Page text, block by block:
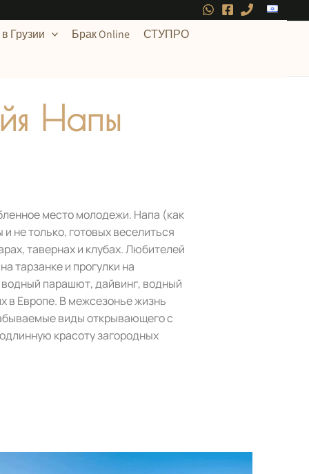
Грузии Брак Online СТУПРО
Напы
место молодежи. Напа (как
не только, готовых веселиться
тавернах и клубах. Любителей
тарзанке и прогулки на
парашют, дайвинг, водный
в Европе. В межсезонье жизнь
виды открывающего с
красоту загородных